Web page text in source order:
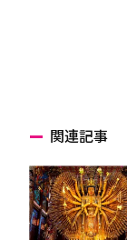
関連記事